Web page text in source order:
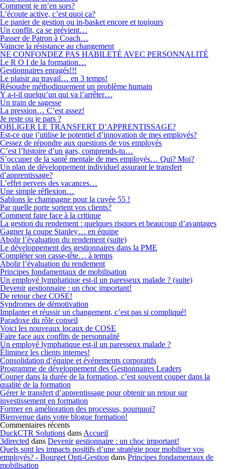
Comment je m’en sors?
L’écoute active, c’est quoi ça?
Le panier de gestion ou in-basket encore et toujours
Un conflit, ça se prévient…
Passer de Patron à Coach…
Vaincre la résistance au changement
NE CONFONDEZ PAS HABILETÉ AVEC PERSONNALITÉ
Le R O I de la formation…
Gestionnaires enragés!!!
Le plaisir au travail… en 3 temps!
Résoudre méthodiquement un problème humain
Y a-t-il quelqu’un qui va l’arrêter…
Un train de sagesse
La pression… C’est assez!
Je reste ou je pars ?
OBLIGER LE TRANSFERT D’APPRENTISSAGE?
Est-ce que j’utilise le potentiel d’innovation de mes employés?
Cessez de répondre aux questions de vos employés
C’est l’histoire d’un gars, comprends-tu…
S’occuper de la santé mentale de mes employés… Qui? Moi?
Un plan de développement individuel assurant le transfert
d’apprentissage?
L’effet pervers des vacances…
Une simple réflexion…
Sablons le champagne pour la cuvée 55 !
Par quelle porte sortent vos clients?
Comment faire face à la critique
La gestion du rendement : quelques risques et beaucoup d’avantages
Gagner la coupe Stanley… en équipe
Abolir l’évaluation du rendement (suite)
Le développement des gestionnaires dans la PME
Compléter son casse-tête… à temps
Abolir l’évaluation du rendement
Principes fondamentaux de mobilisation
Un employé lymphatique est-il un paresseux malade ? (suite)
Devenir gestionnaire : un choc important!
De retour chez COSE!
Syndromes de démotivation
Implanter et réussir un changement, c’est pas si compliqué!
Paradoxe du rôle conseil
Voici les nouveaux locaux de COSE
Faire face aux conflits de personnalité
Un employé lymphatique est-il un paresseux malade ?
Éliminez les clients internes!
Consolidation d’équipe et événements corporatifs
Programme de développement des Gestionnaires Leaders
Couper dans la durée de la formation, c’est souvent couper dans la
qualité de la formation
Gérer le transfert d’apprentissage pour obtenir un retour sur
investissement en formation
Former en amélioration des processus, pourquoi?
Bienvenue dans votre blogue formation!
Commentaires récents
DuckCTR Solutions dans Accueil
3directed dans Devenir gestionnaire : un choc important!
Quels sont les impacts positifs d’une stratégie pour mobiliser vos
employés? - Bourget Opti-Gestion dans Principes fondamentaux de
mobilisation